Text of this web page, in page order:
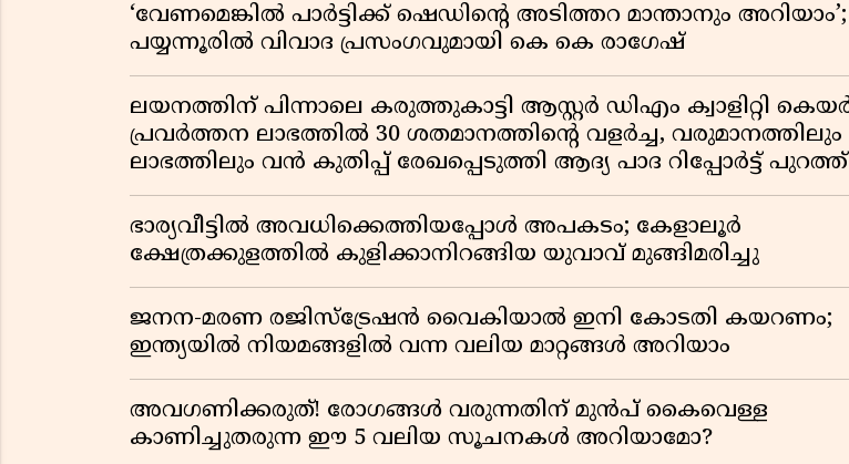
‘വേണമെങ്കിൽ പാർട്ടിക്ക് ഷെഡിൻ്റെ അടിത്തറ മാന്താനും അറിയാം’;
പയ്യന്നൂരിൽ വിവാദ പ്രസംഗവുമായി കെ കെ രാഗേഷ്
ലയനത്തിന് പിന്നാലെ കരുത്തുകാട്ടി ആസ്റ്റർ ഡിഎം ക്വാളിറ്റി
പ്രവർത്തന ലാഭത്തിൽ 30 ശതമാനത്തിൻ്റെ വളർച്ച, വരുമാനത്തിലും
ലാഭത്തിലും വൻ കുതിപ്പ് രേഖപ്പെടുത്തി ആദ്യ പാദ റിപ്പോർട്ട് പുറത്ത്
ഭാര്യവീട്ടിൽ അവധിക്കെത്തിയപ്പോൾ അപകടം; കേളാലൂർ
ക്ഷേത്രക്കുളത്തിൽ കുളിക്കാനിറങ്ങിയ യുവാവ് മുങ്ങിമരിച്ചു
ജനന-മരണ രജിസ്ട്രേഷൻ വൈകിയാൽ ഇനി കോടതി കയറണം;
ഇന്ത്യയിൽ നിയമങ്ങളിൽ വന്ന വലിയ മാറ്റങ്ങൾ അറിയാം
അവഗണിക്കരുത്! രോഗങ്ങൾ വരുന്നതിന് മുൻപ് കൈവെള്ള
കാണിച്ചുതരുന്ന ഈ 5 വലിയ സൂചനകൾ അറിയാമോ?